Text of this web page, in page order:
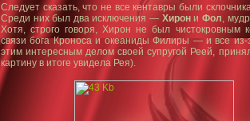
Следует сказать, что не все кентавры были
Среди них был два исключения — Хирони Фол ,
Хотя, строго говоря, Хирон не был чистокровным
связи бога Кроноса и океаниды Филиры — и все из-
этим интересным делом своей супругой Реей,
картину в итоге увидела Рея).